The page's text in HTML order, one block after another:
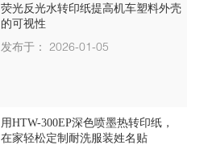
荧光反光水转印纸提高机车塑料外壳
的可视性
发布于： 2026-01-05
用HTW-300EP深色喷墨热转印纸，
在家轻松定制耐洗服装姓名贴